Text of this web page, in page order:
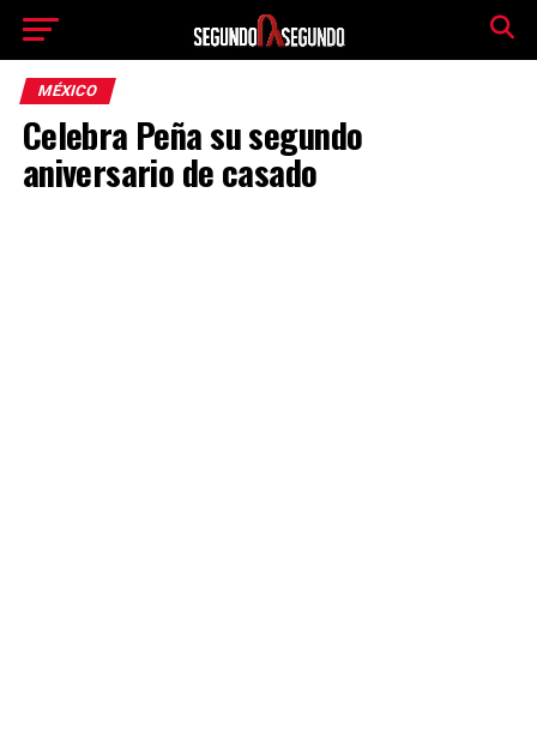
MÉXICO
Celebra Peña su segundo
aniversario de casado